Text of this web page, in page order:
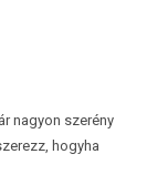
nagyon szerény
hogyha